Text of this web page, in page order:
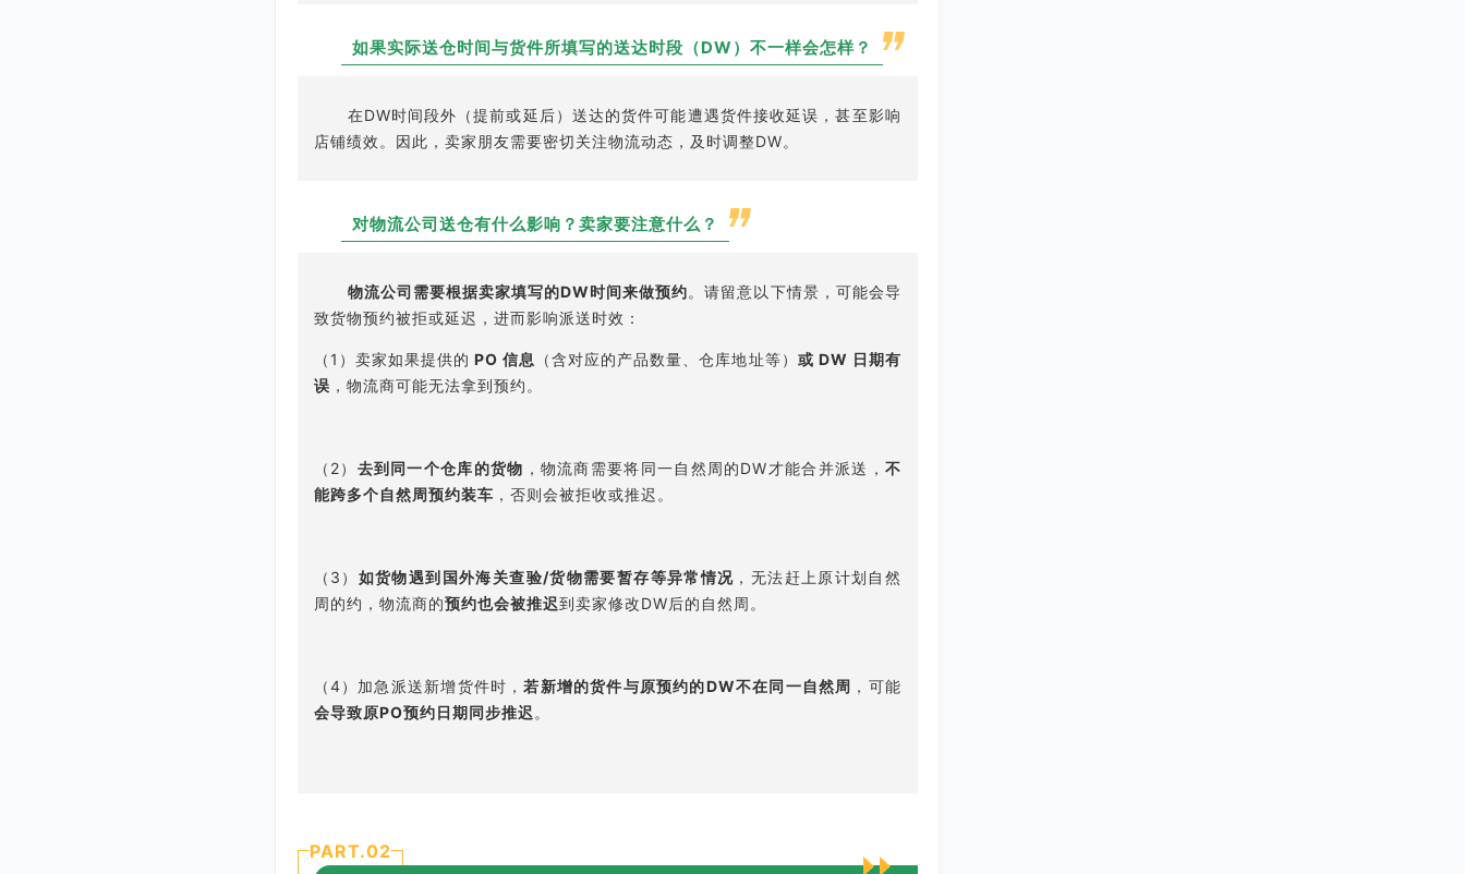
如果实际送仓时间与货件所填写的送达时段（DW）不一样会怎样？
在DW时间段外（提前或延后）送达的货件可能遭遇货件接收延误，甚至影响
店铺绩效。因此，卖家朋友需要密切关注物流动态，及时调整DW。
对物流公司送仓有什么影响？卖家要注意什么？
物流公司需要根据卖家填写的DW时间来做预约。请留意以下情景，可能会导
致货物预约被拒或延迟，进而影响派送时效：
（1）卖家如果提供的 PO 信息 （含对应的产品数量、仓库地址等） 或 DW 日期有
误 ，物流商可能无法拿到预约。
（2） 去到同一个仓库的货物 ，物流商需要将同一自然周的DW才能合并派送， 不
能跨多个自然周预约装车 ，否则会被拒收或推迟。
（3） 如货物遇到国外海关查验/货物需要暂存等异常情况 ，无法赶上原计划自然
周的约，物流商的预约也会被推迟到卖家修改DW后的自然周。
（4）加急派送新增货件时，若新增的货件与原预约的DW不在同一自然周 ，可能
会导致原PO预约日期同步推迟 。
PART.02